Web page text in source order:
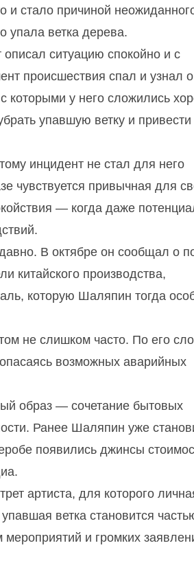
и стало причиной
упала ветка дерева.
ситуацию спокойно и с
происшествия спал и узнал о
которыми у него сложились
упавшую ветку и привести
инцидент не стал для него
чувствуется привычная для
— когда даже
В октябре он сообщал о
китайского производства,
которую Шаляпин тогда
не слишком часто. По его
возможных аварийных
образ — сочетание бытовых
Ранее Шаляпин уже
появились джинсы
артиста, для которого
ветка становится
и громких